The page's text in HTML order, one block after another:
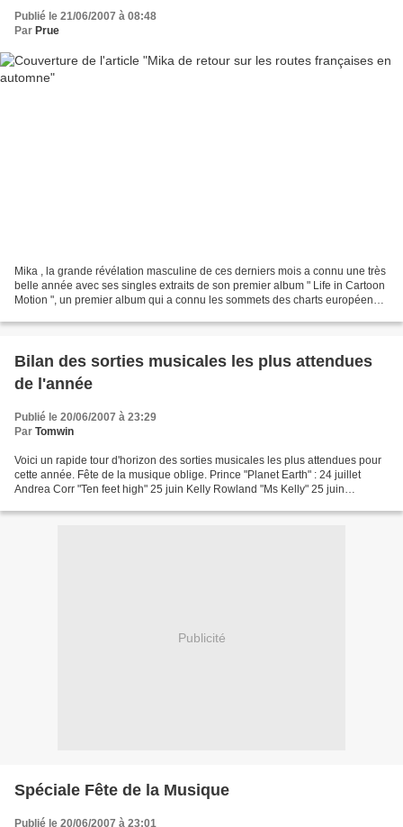
Publié le 21/06/2007 à 08:48
Par Prue
Mika , la grande révélation masculine de ces derniers mois a connu une très
belle année avec ses singles extraits de son premier album " Life in Cartoon
Motion ", un premier album qui a connu les sommets des charts européens.
Bilan des sorties musicales les plus attendues
de l'année
Publié le 20/06/2007 à 23:29
Par Tomwin
Voici un rapide tour d'horizon des sorties musicales les plus attendues pour
cette année. Fête de la musique oblige. Prince "Planet Earth" : 24 juillet
Andrea Corr "Ten feet high" 25 juin Kelly Rowland "Ms Kelly" 25 juin
Publicité
Spéciale Fête de la Musique
Publié le 20/06/2007 à 23:01